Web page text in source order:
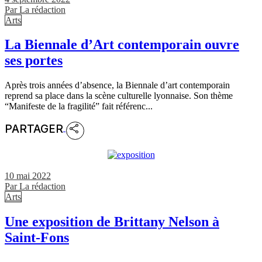
ParLa rédaction
Arts
La Biennale d’Art contemporain ouvre
ses portes
Après trois années d’absence, la Biennale d’art contemporain
reprend sa place dans la scène culturelle lyonnaise. Son thème
“Manifeste de la fragilité” fait référenc...
PARTAGER
10 mai 2022
ParLa rédaction
Arts
Une exposition de Brittany Nelson à
Saint-Fons